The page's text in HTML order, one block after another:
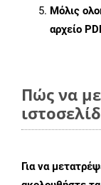
Μόλις
αρχείο
Πώς να
Για να